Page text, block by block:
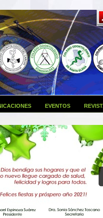
EVENTOS